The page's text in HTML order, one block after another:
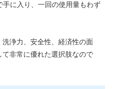
に入り、一回の使用量もわず
浄力、安全性、経済性の面
非常に優れた選択肢なので